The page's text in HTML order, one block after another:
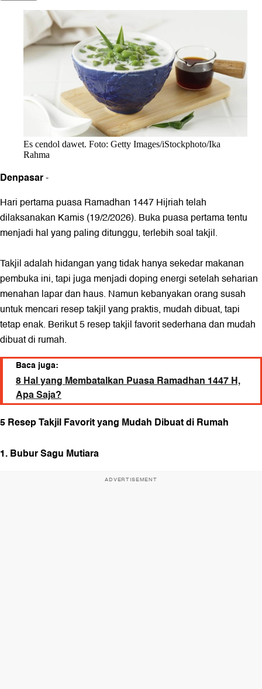
Es cendol dawet. Foto: Getty Images/iStockphoto/Ika
Rahma
Denpasar-
Hari pertama puasa Ramadhan 1447 Hijriah telah
dilaksanakan Kamis (19/2/2026). Buka puasa pertama tentu
menjadi hal yang paling ditunggu, terlebih soal takjil.
Takjil adalah hidangan yang tidak hanya sekedar makanan
pembuka ini, tapi juga menjadi doping energi setelah seharian
menahan lapar dan haus. Namun kebanyakan orang susah
untuk mencari resep takjil yang praktis, mudah dibuat, tapi
tetap enak. Berikut 5 resep takjil favorit sederhana dan mudah
dibuat di rumah.
Baca juga:
8 Hal yang Membatalkan Puasa Ramadhan 1447 H,
Apa Saja?
5 Resep Takjil Favorit yang Mudah Dibuat di Rumah
1. Bubur Sagu Mutiara
ADVERTISEMENT